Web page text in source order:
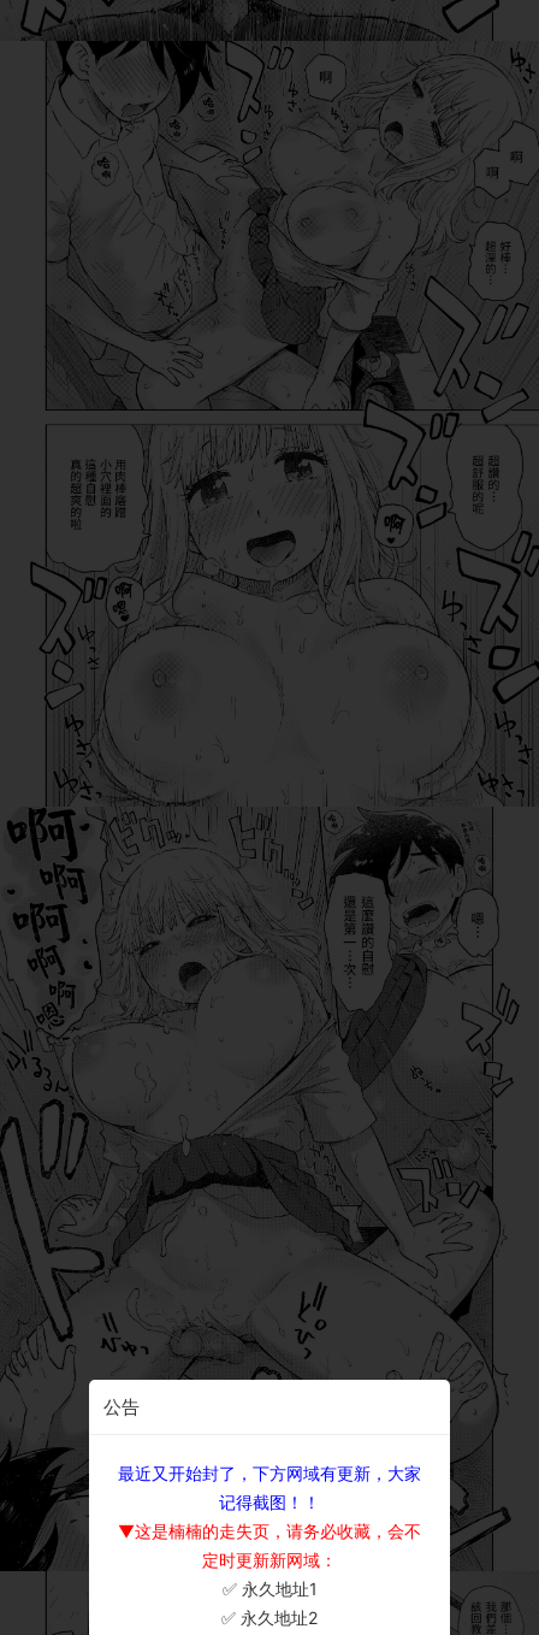
公告
最近又开始封了，下方网域有更新，大家
记得截图！！
▼这是楠楠的走失页，请务必收藏，会不
定时更新新网域：
✅ 永久地址1
✅ 永久地址2